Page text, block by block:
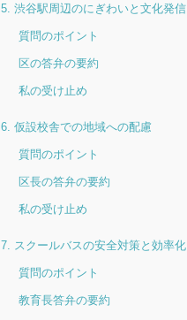
5. 渋谷駅周辺のにぎわいと文化発信
質問のポイント
区の答弁の要約
私の受け止め
6. 仮設校舎での地域への配慮
質問のポイント
区長の答弁の要約
私の受け止め
7. スクールバスの安全対策と効率化
質問のポイント
教育長答弁の要約